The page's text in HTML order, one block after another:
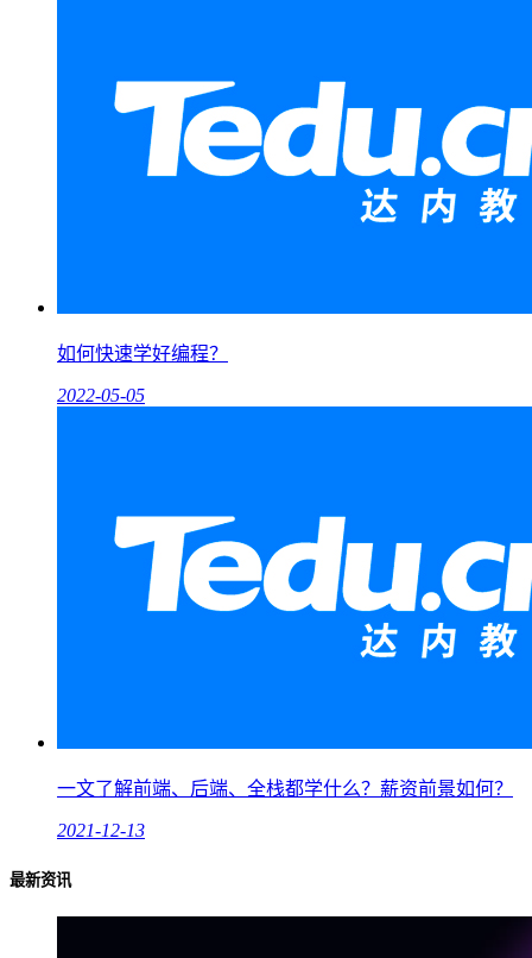
如何快速学好编程？
2022-05-05
一文了解前端、后端、全栈都学什么？薪资前景如何？
2021-12-13
最新资讯